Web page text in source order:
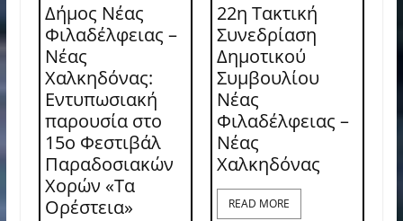
Δήμος Νέας
Φιλαδέλφειας –
Νέας
Χαλκηδόνας:
Εντυπωσιακή
παρουσία στο
15ο Φεστιβάλ
Παραδοσιακών
Χορών «Τα
Ορέστεια»
22η Τακτική
Συνεδρίαση
Δημοτικού
Συμβουλίου
Νέας
Φιλαδέλφειας –
Νέας
Χαλκηδόνας
READ MORE